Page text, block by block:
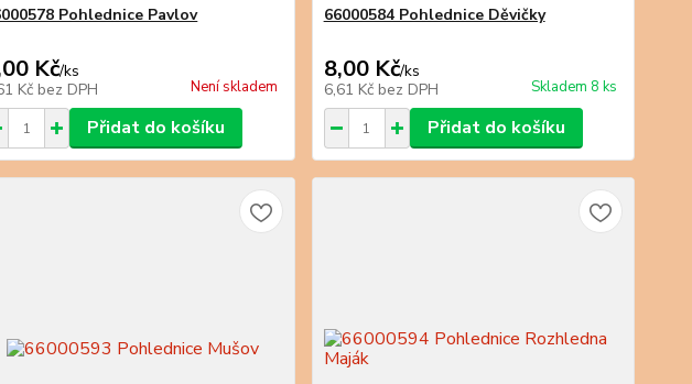
Pohlednice Pavlov
Kč/ks
Kč bez DPH Není skladem
Přidat do košíku
66000584 Pohlednice Děvičky
8,00 Kč/ks
6,61 Kč bez DPH Skladem 8 ks
Přidat do košíku